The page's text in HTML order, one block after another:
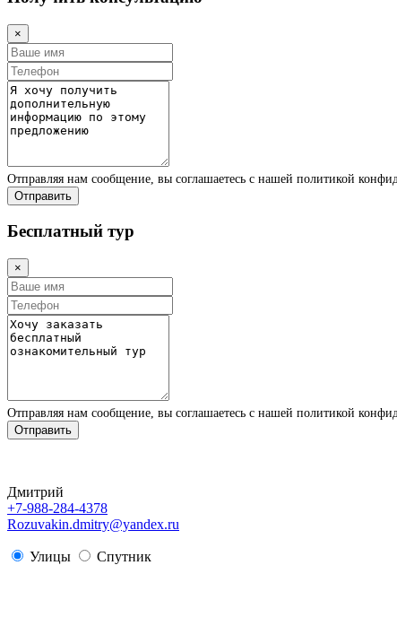
×
Отправляя нам сообщение, вы соглашаетесь с нашей политикой
Отправить
Бесплатный тур
×
Отправляя нам сообщение, вы соглашаетесь с нашей политикой
Отправить
Дмитрий
+7-988-284-4378
Rozuvakin.dmitry@yandex.ru
Улицы Спутник